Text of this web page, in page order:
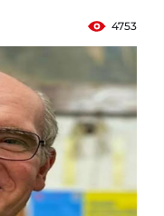
4753